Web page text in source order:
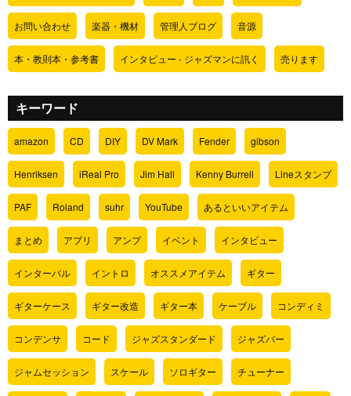
お問い合わせ 楽器・機材 管理人ブログ 音源
本・教則本・参考書 インタビュー - ジャズマンに訊く 売ります
キーワード
amazon CD DIY DV Mark Fender gibson
Henriksen iReal Pro Jim Hall Kenny Burrell Lineスタンプ
PAF Roland suhr YouTube あるといいアイテム
まとめ アプリ アンプ イベント インタビュー
インターバル イントロ オススメアイテム ギター
ギターケース ギター改造 ギター本 ケーブル コンディミ
コンデンサ コード ジャズスタンダード ジャズバー
ジャムセッション スケール ソロギター チューナー